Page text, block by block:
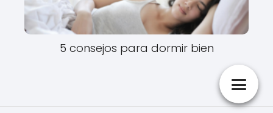
5 consejos para dormir bien